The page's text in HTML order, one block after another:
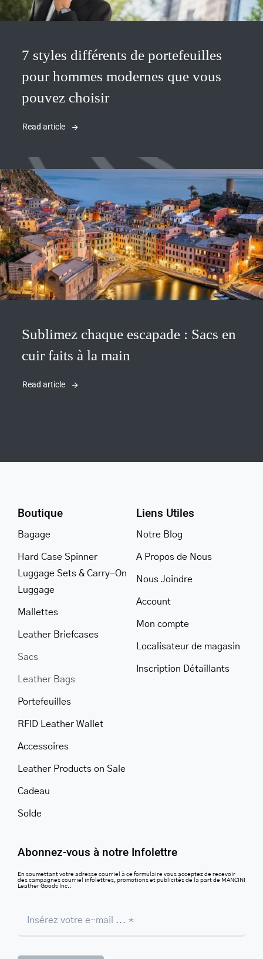
7 styles différents de portefeuilles
pour hommes modernes que vous
pouvez choisir
Read article
Sublimez chaque escapade : Sacs en
cuir faits à la main
Read article
Boutique
Bagage
Hard Case Spinner
Luggage Sets & Carry-On
Luggage
Mallettes
Leather Briefcases
Sacs
Leather Bags
Portefeuilles
RFID Leather Wallet
Accessoires
Leather Products on Sale
Cadeau
Solde
Liens Utiles
Notre Blog
A Propos de Nous
Nous Joindre
Account
Mon compte
Localisateur de magasin
Inscription Détaillants
Abonnez-vous à notre Infolettre
En soumettant votre adresse courriel à ce formulaire vous acceptez de recevoir
des campagnes courriel infolettres, promotions et publicités de la part de MANCINI
Leather Goods Inc..